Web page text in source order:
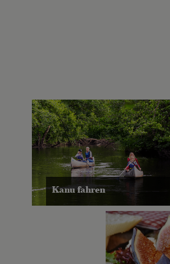
Kanu fahren